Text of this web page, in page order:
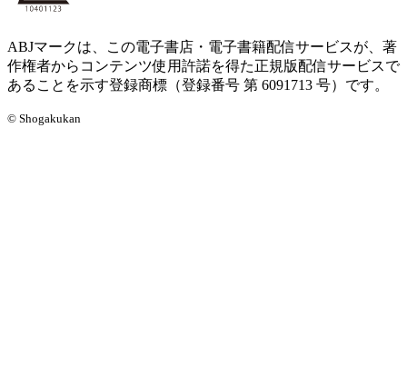
ABJマークは、この電子書店・電子書籍配信サービスが、著
作権者からコンテンツ使用許諾を得た正規版配信サービスで
あることを示す登録商標（登録番号 第 6091713 号）です。
© Shogakukan